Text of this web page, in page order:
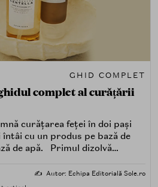
GHID COMPLET
complet al curățării
curățarea feței în doi pași
cu un produs pe bază de
de apă. Primul dizolvă
impuritățile solubile în
✍️ Autor: Echipa Editorială Sole.ro